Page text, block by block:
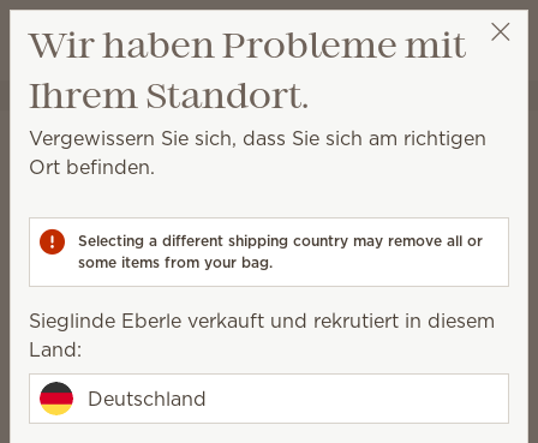
Wunschliste
Warenkorb
Sieglinde Eberle Party auswählen
Reinigung
alles dazwischen.
Vollendete Sauberkeit
Wir haben Probleme mit
Ihrem Standort.
Vergewissern Sie sich, dass Sie sich am richtigen
Ort befinden.
Selecting a different shipping country may remove all or
some items from your bag.
Sieglinde Eberle verkauft und rekrutiert in diesem
Land:
Deutschland